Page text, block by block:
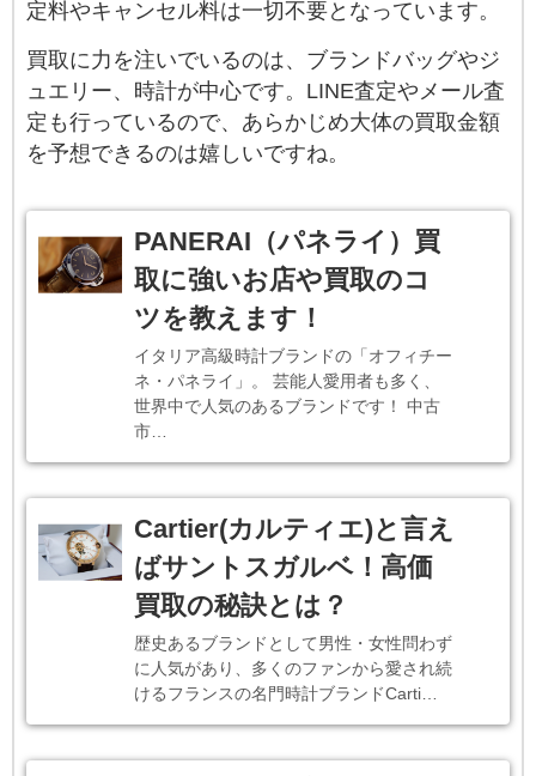
定料やキャンセル料は一切不要となっています。
買取に力を注いでいるのは、ブランドバッグやジ
ュエリー、時計が中心です。LINE査定やメール査
定も行っているので、あらかじめ大体の買取金額
を予想できるのは嬉しいですね。
PANERAI（パネライ）買
取に強いお店や買取のコ
ツを教えます！
イタリア高級時計ブランドの「オフィチー
ネ・パネライ」。 芸能人愛用者も多く、
世界中で人気のあるブランドです！ 中古
市…
Cartier(カルティエ)と言え
ばサントスガルベ！高価
買取の秘訣とは？
歴史あるブランドとして男性・女性問わず
に人気があり、多くのファンから愛され続
けるフランスの名門時計ブランドCarti…